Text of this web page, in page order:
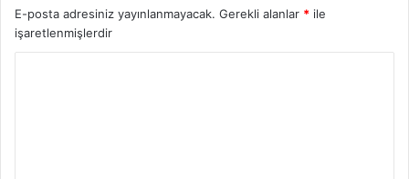
E-posta adresiniz yayınlanmayacak. Gerekli alanlar * ile
işaretlenmişlerdir